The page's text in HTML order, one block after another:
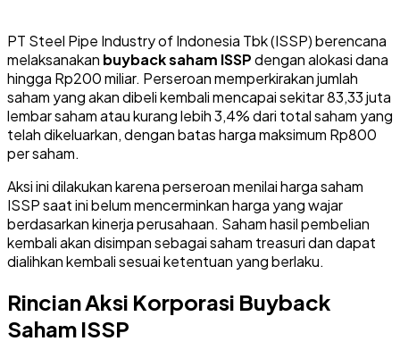
PT Steel Pipe Industry of Indonesia Tbk (ISSP) berencana
melaksanakan buyback saham ISSPdengan alokasi dana
hingga Rp200 miliar. Perseroan memperkirakan jumlah
saham yang akan dibeli kembali mencapai sekitar 83,33 juta
lembar saham atau kurang lebih 3,4% dari total saham yang
telah dikeluarkan, dengan batas harga maksimum Rp800
per saham.
Aksi ini dilakukan karena perseroan menilai harga saham
ISSP saat ini belum mencerminkan harga yang wajar
berdasarkan kinerja perusahaan. Saham hasil pembelian
kembali akan disimpan sebagai saham treasuri dan dapat
dialihkan kembali sesuai ketentuan yang berlaku.
Rincian Aksi Korporasi Buyback
Saham ISSP